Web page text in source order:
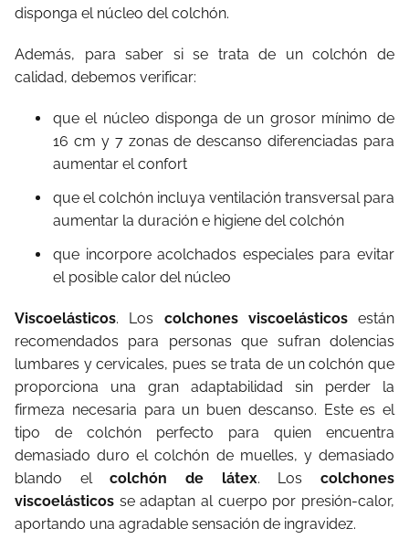
disponga el núcleo del colchón.
Además, para saber si se trata de un colchón de
calidad, debemos verificar:
que el núcleo disponga de un grosor mínimo de
16 cm y 7 zonas de descanso diferenciadas para
aumentar el confort
que el colchón incluya ventilación transversal para
aumentar la duración e higiene del colchón
que incorpore acolchados especiales para evitar
el posible calor del núcleo
Viscoelásticos. Los colchones viscoelásticosestán
recomendados para personas que sufran dolencias
lumbares y cervicales, pues se trata de un colchón que
proporciona una gran adaptabilidad sin perder la
firmeza necesaria para un buen descanso. Este es el
tipo de colchón perfecto para quien encuentra
demasiado duro el colchón de muelles, y demasiado
blando elcolchón de látex. Loscolchones
viscoelásticos se adaptan al cuerpo por presión-calor,
aportando una agradable sensación de ingravidez.